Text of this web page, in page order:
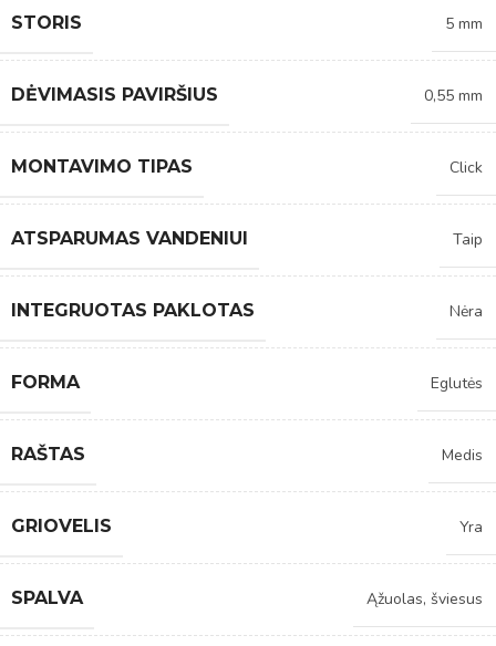
STORIS 5 mm
DĖVIMASIS PAVIRŠIUS 0,55 mm
MONTAVIMO TIPAS Click
ATSPARUMAS VANDENIUI Taip
INTEGRUOTAS PAKLOTAS Nėra
FORMA Eglutės
RAŠTAS Medis
GRIOVELIS Yra
SPALVA Ąžuolas, šviesus